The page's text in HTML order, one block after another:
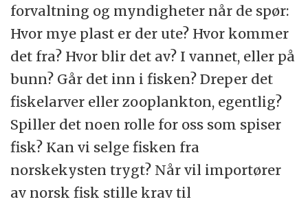
forvaltning og myndigheter når de spør:
Hvor mye plast er der ute? Hvor kommer
det fra? Hvor blir det av? I vannet, eller på
bunn? Går det inn i fisken? Dreper det
fiskelarver eller zooplankton, egentlig?
Spiller det noen rolle for oss som spiser
fisk? Kan vi selge fisken fra
norskekysten trygt? Når vil importører
av norsk fisk stille krav til